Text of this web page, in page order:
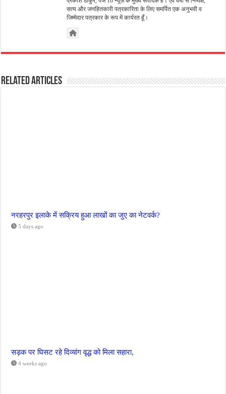
सत्य और जनहितकारी पत्रकारिता के लिए समर्पित एक अनुभवी व
जिम्मेदार पत्रकार के रूप में कार्यरत हूँ।
Related Articles
नरहरपुर इलाके में सक्रिय हुआ लाखों का जुए का नेटवर्क?
5 days ago
सड़क पर घिसट रहे दिव्यांग वृद्ध को मिला सहारा,
4 weeks ago